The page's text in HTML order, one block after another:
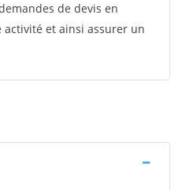
de devis en
et ainsi assurer un